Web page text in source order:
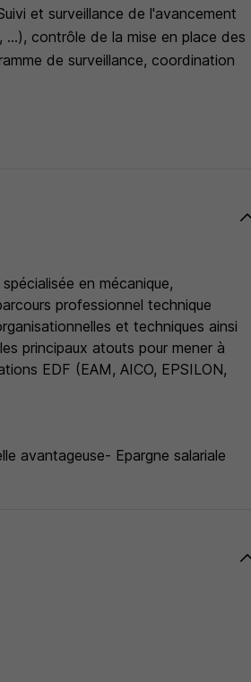
et surveillance de l'avancement
contrôle de la mise en place des
de surveillance, coordination
en mécanique,
professionnel technique
et techniques ainsi
principaux atouts pour mener à
EDF (EAM, AICO, EPSILON,
avantageuse- Epargne salariale